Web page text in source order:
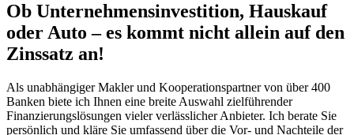
Ob Unternehmens­investition, Hauskauf
oder Auto – es kommt nicht allein auf den
Zinssatz an!
Als unabhängiger Makler und Kooperationspartner von über 400
Banken biete ich Ihnen eine breite Auswahl zielführender
Finanzierungslösungen vieler verlässlicher Anbieter. Ich berate Sie
persönlich und kläre Sie umfassend über die Vor- und Nachteile der